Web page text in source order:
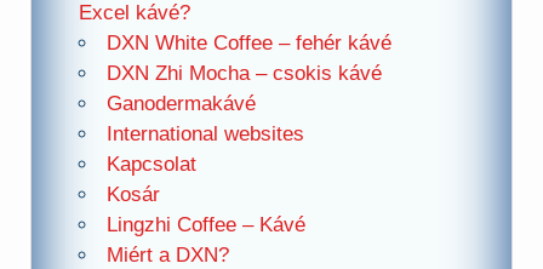
Excel kávé?
DXN White Coffee – fehér kávé
DXN Zhi Mocha – csokis kávé
Ganodermakávé
International websites
Kapcsolat
Kosár
Lingzhi Coffee – Kávé
Miért a DXN?